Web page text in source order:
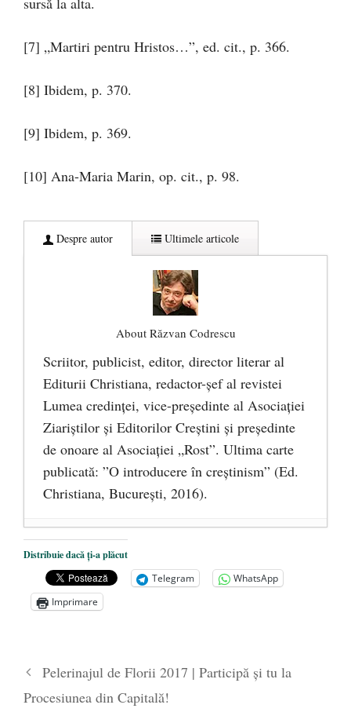
[7] „Martiri pentru Hristos…”, ed. cit., p. 366.
[8] Ibidem, p. 370.
[9] Ibidem, p. 369.
[10] Ana-Maria Marin, op. cit., p. 98.
Despre autor Ultimele articole
About Răzvan Codrescu
Scriitor, publicist, editor, director literar al
Editurii Christiana, redactor-şef al revistei
Lumea credinţei, vice-preşedinte al Asociaţiei
Ziariştilor şi Editorilor Creştini şi preşedinte
de onoare al Asociaţiei „Rost”. Ultima carte
publicată: ”O introducere în creștinism” (Ed.
Christiana, Bucureşti, 2016).
DANA KONYA-PETRIȘOR, ÎNTRU
VEȘNICĂ POMENIRE
- 17 martie 2021
ÎNĂLȚATU-S-A! - 28 mai 2020
Sic credo – Francisco Franco (1892-1975)
Distribuie dacă ți-a plăcut
Telegram
WhatsApp
Imprimare
Pelerinajul de Florii 2017 | Participă şi tu la
Procesiunea din Capitală!